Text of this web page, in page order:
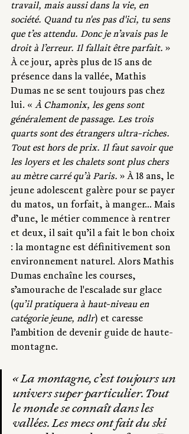
travail, mais aussi dans la vie, en
société. Quand tu n'es pas d'ici, tu sens
que t’es attendu. Donc je n’avais pas le
droit à l’erreur. Il fallait être parfait. »
À ce jour, après plus de 15 ans de
présence dans la vallée, Mathis
Dumas ne se sent toujours pas chez
lui. « À Chamonix, les gens sont
généralement de passage. Les trois
quarts sont des étrangers ultra-riches.
Tout est hors de prix. Il faut savoir que
les loyers et les chalets sont plus chers
au mètre carré qu’à Paris. » À 18 ans, le
jeune adolescent galère pour se payer
du matos, un forfait, à manger… Mais
d’une, le métier commence à rentrer
et deux, il sait qu’il a fait le bon choix
: la montagne est définitivement son
environnement naturel. Alors Mathis
Dumas enchaîne les courses,
s’amourache de l'escalade sur glace
(qu’il pratiquera à haut-niveau en
catégorie jeune, ndlr) et caresse
l’ambition de devenir guide de haute-
montagne.
« La montagne, c’est toujours un
univers super particulier. Tout
le monde se connaît dans les
vallées. Les mecs ont fait du ski